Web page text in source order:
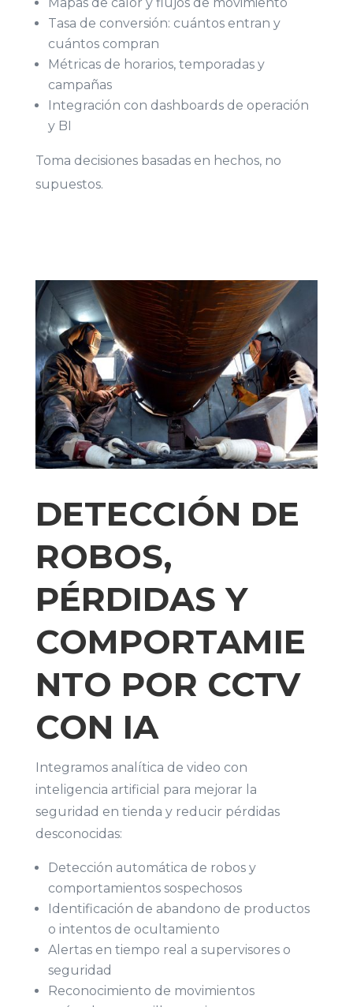
Tasa de conversión: cuántos entran y
cuántos compran
Métricas de horarios, temporadas y
campañas
Integración con dashboards de operación
y BI
Toma decisiones basadas en hechos, no
supuestos.
DETECCIÓN DE
ROBOS,
PÉRDIDAS Y
COMPORTAMIE
NTO POR CCTV
CON IA
Integramos analítica de video con
inteligencia artificial para mejorar la
seguridad en tienda y reducir pérdidas
desconocidas:
Detección automática de robos y
comportamientos sospechosos
Identificación de abandono de productos
o intentos de ocultamiento
Alertas en tiempo real a supervisores o
seguridad
Reconocimiento de movimientos